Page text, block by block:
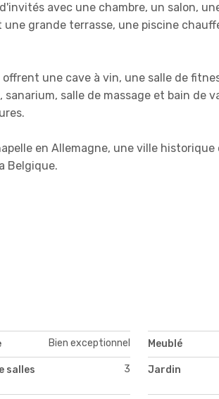
avec une chambre, un salon,
grande terrasse, une piscine
une cave à vin, une salle de
salle de massage et bain de
en Allemagne, une ville
Belgique.
Bien exceptionnel Meublé
salles
3 Jardin